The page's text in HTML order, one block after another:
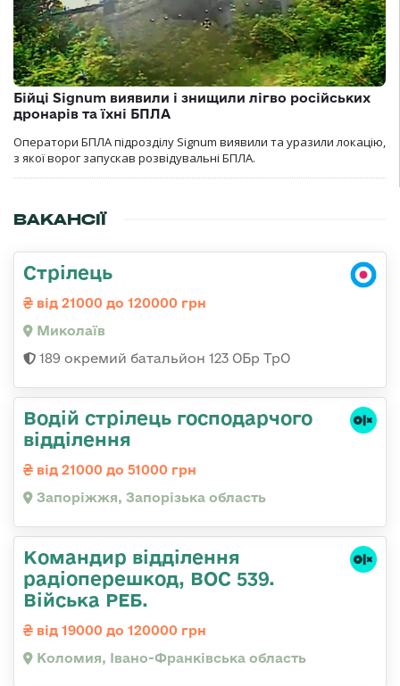
Бійці Signum виявили і знищили лігво російських
дронарів та їхні БПЛА
Оператори БПЛА підрозділу Signum виявили та уразили локацію,
з якої ворог запускав розвідувальні БПЛА.
ВАКАНСІЇ
Стрілець
від 21000 до 120000 грн
Миколаїв
189 окремий батальйон 123 ОБр ТрО
Водій стрілець господарчого
відділення
від 21000 до 51000 грн
Запоріжжя, Запорізька область
Командир відділення
радіоперешкод, ВОС 539.
Війська РЕБ.
від 19000 до 120000 грн
Коломия, Івано-Франківська область